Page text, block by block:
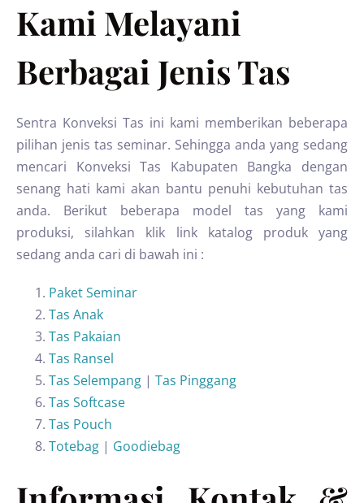
Kami Melayani
Berbagai Jenis Tas
Sentra Konveksi Tas ini kami memberikan beberapa
pilihan jenis tas seminar. Sehingga anda yang sedang
mencari Konveksi Tas Kabupaten Bangka dengan
senang hati kami akan bantu penuhi kebutuhan tas
anda. Berikut beberapa model tas yang kami
produksi, silahkan klik link katalog produk yang
sedang anda cari di bawah ini :
Paket Seminar
Tas Anak
Tas Pakaian
Tas Ransel
Tas Selempang | Tas Pinggang
Tas Softcase
Tas Pouch
Totebag | Goodiebag